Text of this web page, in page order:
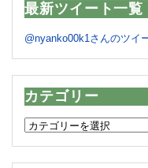
最新ツイート一覧
@nyanko00k1さんのツイ
カテゴリー
カ